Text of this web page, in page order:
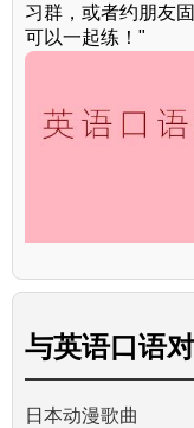
习群，或者约朋友
可以一起练！"
与英语口语
日本动漫歌曲